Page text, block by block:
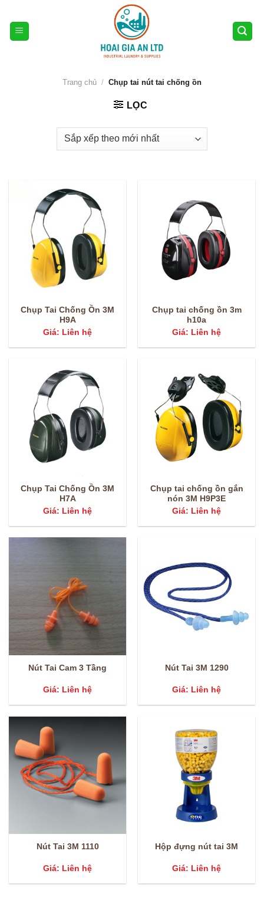
content
Trang chủ / Chụp tai nút tai chống ồn
LỌC
Chụp Tai Chống Ồn 3M
H9A
Giá: Liên hệ
Chụp tai chống ồn 3m
h10a
Giá: Liên hệ
Chụp Tai Chống Ồn 3M
H7A
Giá: Liên hệ
Chụp tai chống ồn gắn
nón 3M H9P3E
Giá: Liên hệ
Nút Tai Cam 3 Tầng
Giá: Liên hệ
Nút Tai 3M 1290
Giá: Liên hệ
Nút Tai 3M 1110
Giá: Liên hệ
Hộp đựng nút tai 3M
Giá: Liên hệ